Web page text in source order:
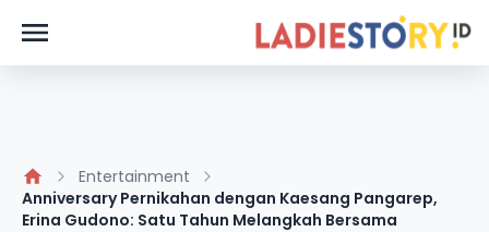
Entertainment
Anniversary Pernikahan dengan Kaesang Pangarep,
Erina Gudono: Satu Tahun Melangkah Bersama